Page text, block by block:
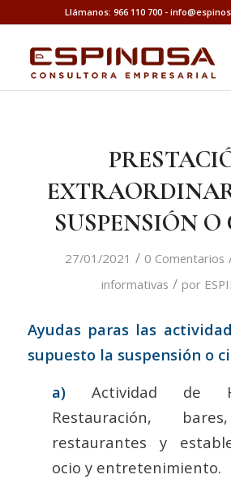
Llámanos: 966 110 700 -
SUSPENSIÓN O
27/01/2021 / 0 Comentarios
informativas / por
Ayudas paras las
supuesto la suspensión o
a)Actividad de
Restauración,
restaurantes y
ocio y entretenimiento.